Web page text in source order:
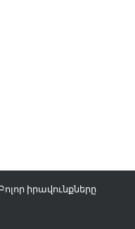
իրավունքները